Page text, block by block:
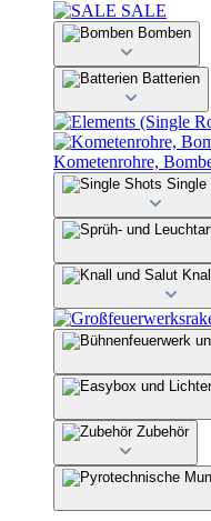
SALE
Bomben
Batterien
Kometenrohre,
Single
Zubehör